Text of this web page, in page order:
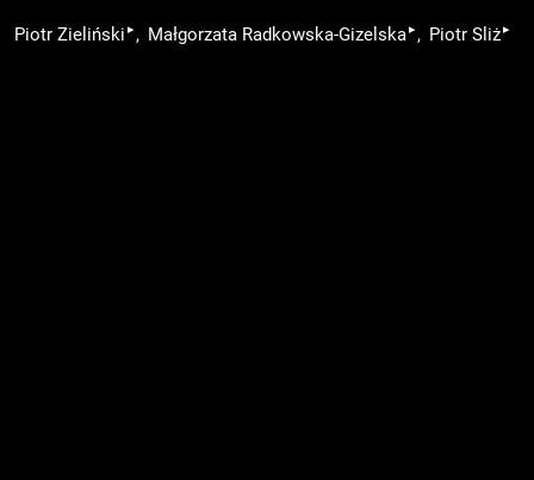
Piotr Zieliński ▸ Małgorzata Radkowska-Gizelska▸ Piotr Sliż▸